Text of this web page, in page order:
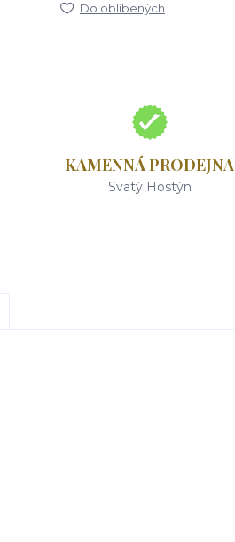
Do oblíbených
KAMENNÁ PRODEJNA
Svatý Hostýn